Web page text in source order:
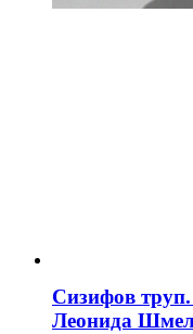
Сизифов
Леонида